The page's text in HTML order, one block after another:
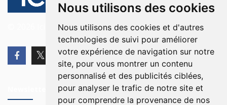
Nous utilisons des cookies
Nous utilisons des cookies et d'autres
technologies de suivi pour améliorer
votre expérience de navigation sur notre
site, pour vous montrer un contenu
personnalisé et des publicités ciblées,
pour analyser le trafic de notre site et
pour comprendre la provenance de nos
© 2026 Ici Beyrouth. Tous les droits sont réservés.